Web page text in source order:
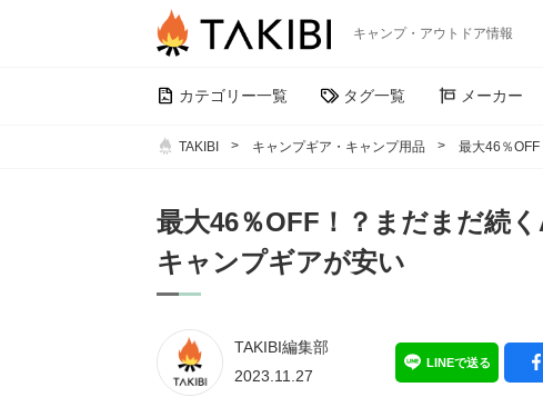
キャンプ・アウトドア情報
カテゴリー一覧 タグ一覧 メーカー
TAKIBI キャンプギア・キャンプ用品 最大46％
最大46％OFF！？まだまだ続
キャンプギアが安い
TAKIBI編集部
2023.11.27
LINEで送る